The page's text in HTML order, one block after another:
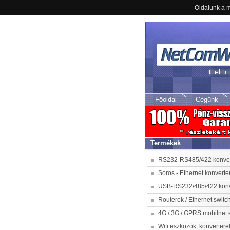
Oldalunk a
Főoldal Cégünk
Termékek
RS232-RS485/422
Soros - Ethernet
USB-RS232/485/422
Routerek / Ethernet
4G / 3G / GPRS mobilnet
Wifi eszközök,